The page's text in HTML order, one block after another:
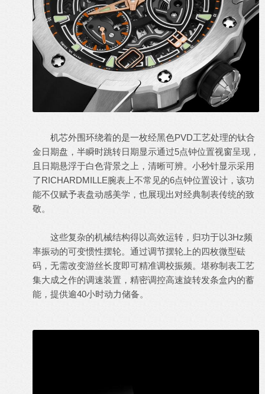
机芯外围环绕着的是一枚经黑色PVD工艺处理的钛合
金日期盘，半瞬时跳转日期显示通过5点钟位置视窗呈现，
且日期悬浮于白色背景之上，清晰可辨。小秒针显示采用
了RICHARDMILLE腕表上不常见的6点钟位置设计，该功
能不仅赋予表盘动感美学，也展现出对经典制表传统的致
敬。
这些复杂的机械结构得以高效运转，归功于以3Hz频
率振动的可变惯性摆轮。通过调节摆轮上的四枚微型砝
码，无需改变游丝长度即可精准调校振频。堪称制表工艺
集大成之作的调速装置，精密调控高速旋转发条盒内的蓄
能，提供逾40小时动力储备。